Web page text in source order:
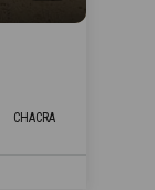
CHACRA